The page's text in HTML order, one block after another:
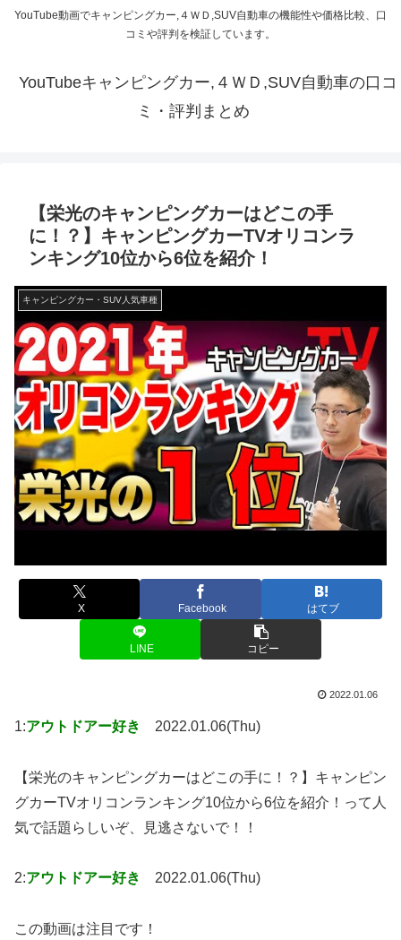
YouTube動画でキャンピングカー,４ＷＤ,SUV自動車の機能性や価格比較、口
コミや評判を検証しています。
YouTubeキャンピングカー,４ＷＤ,SUV自動車の口コ
ミ・評判まとめ
【栄光のキャンピングカーはどこの手
に！？】キャンピングカーTVオリコンラ
ンキング10位から6位を紹介！
キャンピングカー・SUV人気車種
X Facebook はてブ
LINE コピー
2022.01.06
1:アウトドアー好き 2022.01.06(Thu)
【栄光のキャンピングカーはどこの手に！？】キャンピン
グカーTVオリコンランキング10位から6位を紹介！って人
気で話題らしいぞ、見逃さないで！！
2:アウトドアー好き 2022.01.06(Thu)
この動画は注目です！